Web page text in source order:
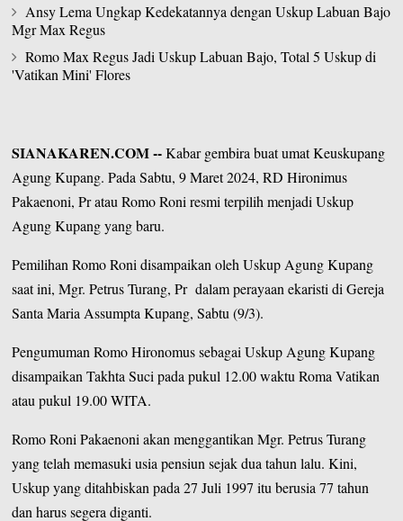
Ansy Lema Ungkap Kedekatannya dengan Uskup Labuan Bajo
Mgr Max Regus
Romo Max Regus Jadi Uskup Labuan Bajo, Total 5 Uskup di
'Vatikan Mini' Flores
SIANAKAREN.COM--Kabar gembira buat umatKeuskupang
Agung Kupang. Pada Sabtu, 9 Maret 2024, RD Hironimus
Pakaenoni, Pr atau Romo Roni resmi terpilih menjadi Uskup
Agung Kupang yang baru.
Pemilihan Romo Roni disampaikan oleh Uskup Agung Kupang
saat ini,Mgr. Petrus Turang, Prdalam perayaan ekaristi di Gereja
Santa Maria Assumpta Kupang, Sabtu (9/3).
Pengumuman Romo Hironomus sebagai Uskup Agung Kupang
disampaikan Takhta Suci pada pukul 12.00 waktu Roma Vatikan
atau pukul 19.00 WITA.
Romo Roni Pakaenoni akan menggantikan Mgr. Petrus Turang
yang telah memasuki usia pensiun sejak dua tahun lalu. Kini,
Uskup yang ditahbiskan pada 27 Juli 1997 itu berusia 77 tahun
dan harus segera diganti.